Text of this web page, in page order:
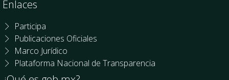
Enlaces
Participa
Publicaciones Oficiales
Marco Jurídico
Plataforma Nacional de Transparencia